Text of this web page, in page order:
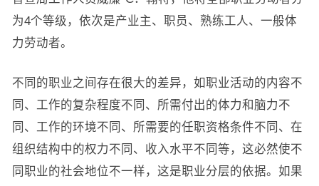
为4个等级，依次是产业主、职员、熟练工人、一般体
力劳动者。
不同的职业之间存在很大的差异，如职业活动的内容不
同、工作的复杂程度不同、所需付出的体力和脑力不
同、工作的环境不同、所需要的任职资格条件不同、在
组织结构中的权力不同、收入水平不同等，这必然使不
同职业的社会地位不一样，这是职业分层的依据。如果